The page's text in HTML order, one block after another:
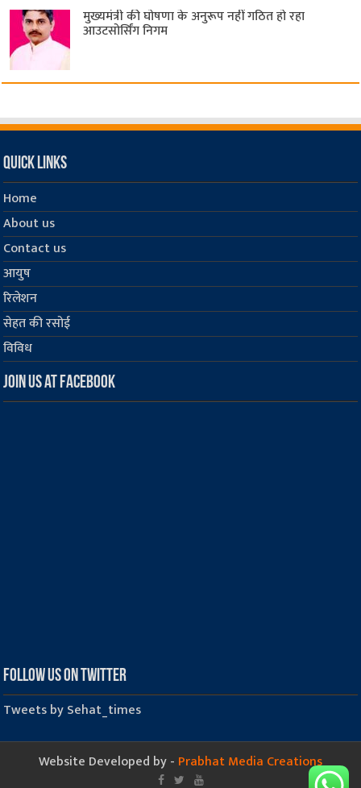
मुख्यमंत्री की घोषणा के अनुरूप नहीं गठित हो रहा
आउटसोर्सिंग निगम
Quick Links
Home
About us
Contact us
आयुष
रिलेशन
सेहत की रसोई
विविध
Join us at Facebook
Follow us on Twitter
Tweets by Sehat_times
Website Developed by - Prabhat Media Creations